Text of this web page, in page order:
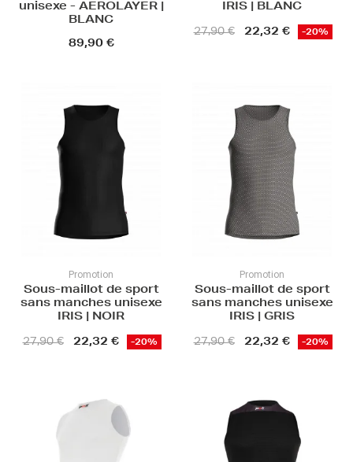
unisexe - AEROLAYER |
BLANC
89,90 €
IRIS | BLANC
27,90 € 22,32 € -20%
Promotion
Sous-maillot de sport
sans manches unisexe
IRIS | NOIR
27,90 € 22,32 € -20%
Promotion
Sous-maillot de sport
sans manches unisexe
IRIS | GRIS
27,90 € 22,32 € -20%